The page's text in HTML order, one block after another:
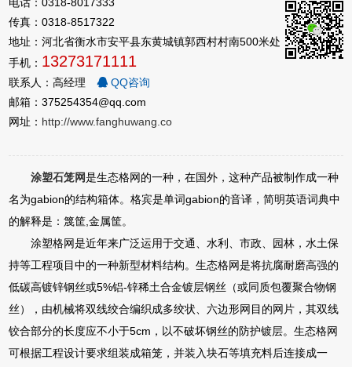
传真：0318-8517322
地址：河北省衡水市安平县东黄城镇郭西村村南500米处
手机： 13273171111
联系人：高经理
QQ咨询
邮箱：375254354@qq.com
网址： http://www.fanghuwang.co
涂塑石笼网是生态格网的一种，在国外，这种产品被制作成一种
名为gabion的结构箱体。格宾是单词gabion的音译，简明英语词典中
的解释是：篾筐,金属筐。
涂塑格网是近年来广泛运用于交通、水利、市政、园林，水土保
持等工程项目中的一种新型材料结构。生态格网是将抗腐耐磨高强的
低碳高镀锌钢丝或5%铝-锌稀土合金镀层钢丝（或同质包覆聚合物钢
丝），由机械将双线绞合编织成多绞状、六边形网目的网片，其双线
铰合部分的长度应不小于5cm，以不破坏钢丝的防护镀层。生态格网
可根据工程设计要求组装成箱笼，并装入块石等填充料后连接成一